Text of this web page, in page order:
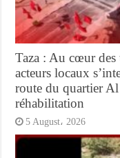
Taza : Au cœur des
acteurs locaux
route du quartier
réhabilitation
5 August، 2026